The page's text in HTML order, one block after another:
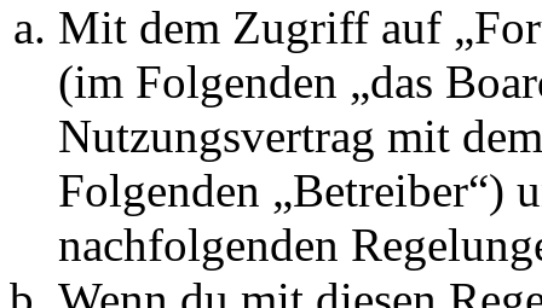
Mit dem Zugriff auf
(im Folgenden „das
Nutzungsvertrag mit
Folgenden „Betreiber“)
nachfolgenden